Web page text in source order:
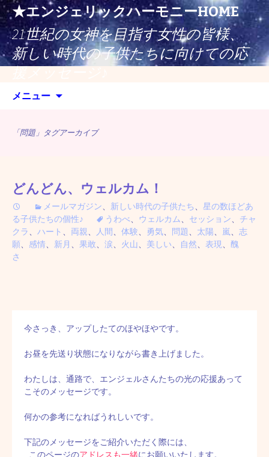
コ
ン
テ
ン
ツ
★エンジェリックハーモニーHOME
21世紀の女神を目指す女性の皆様、
新しい時代の子供たちに向けての応
援メッセージ♪
メニュー
「問題」タグアーカイブ
どんどん、ウェルカム！
メールマガジン、 新しい時代の子供たち、 星の数ほどあ
る子供たちの個性♪
うわべ、 ウェルカム、 セッション、 チャ
クラ、 ハート 、 両親、 人間、 体験、 勇気、 問題、 太陽、 嵐、 志
願、 感情、 新月 、 果敢、 涙、 火山、 美しい、 自然、 表現、 醜
さ
今さっき、アップしたてのほやほやです。
お昼を先送り状態になりながら書き上げました。
わたしは、通路で、エンジェルさんたちの光の応援あって
こそのメッセージです。
何かの参考になればうれしいです。
下記のメッセージをご紹介いただく際には、
このページのアドレスも一緒にお願いいたします。